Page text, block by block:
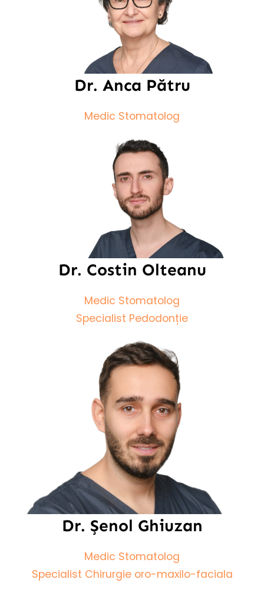
Dr. Anca Pătru
Medic Stomatolog
Dr. Costin Olteanu
Medic Stomatolog
Specialist Pedodonție
Dr. Șenol Ghiuzan
Medic Stomatolog
Specialist Chirurgie oro-maxilo-faciala